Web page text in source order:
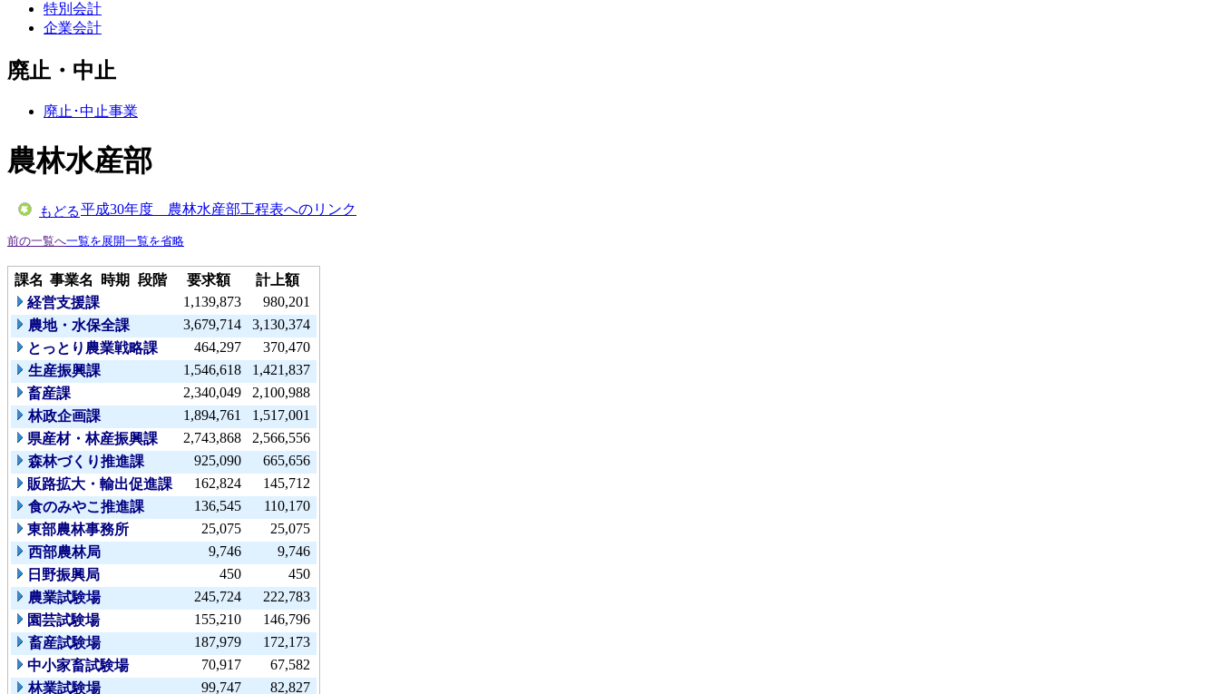
特別会計
企業会計
廃止・中止
廃止･中止事業
農林水産部
もどる平成30年度 農林水産部工程表へのリンク
前の一覧へ一覧を展開一覧を省略
課名 事業名 時期 段階 要求額
計上額
経営支援課
1,139,873
980,201
農地・水保全課
3,679,714
3,130,374
とっとり農業戦略課
464,297
370,470
生産振興課
1,546,618
1,421,837
畜産課
2,340,049
2,100,988
林政企画課
1,894,761
1,517,001
県産材・林産振興課
2,743,868
2,566,556
森林づくり推進課
925,090
665,656
販路拡大・輸出促進課
162,824
145,712
食のみやこ推進課
136,545
110,170
東部農林事務所
25,075
25,075
西部農林局
9,746
9,746
日野振興局
450
450
農業試験場
245,724
222,783
園芸試験場
155,210
146,796
畜産試験場
187,979
172,173
中小家畜試験場
70,917
67,582
林業試験場
99,747 82,827